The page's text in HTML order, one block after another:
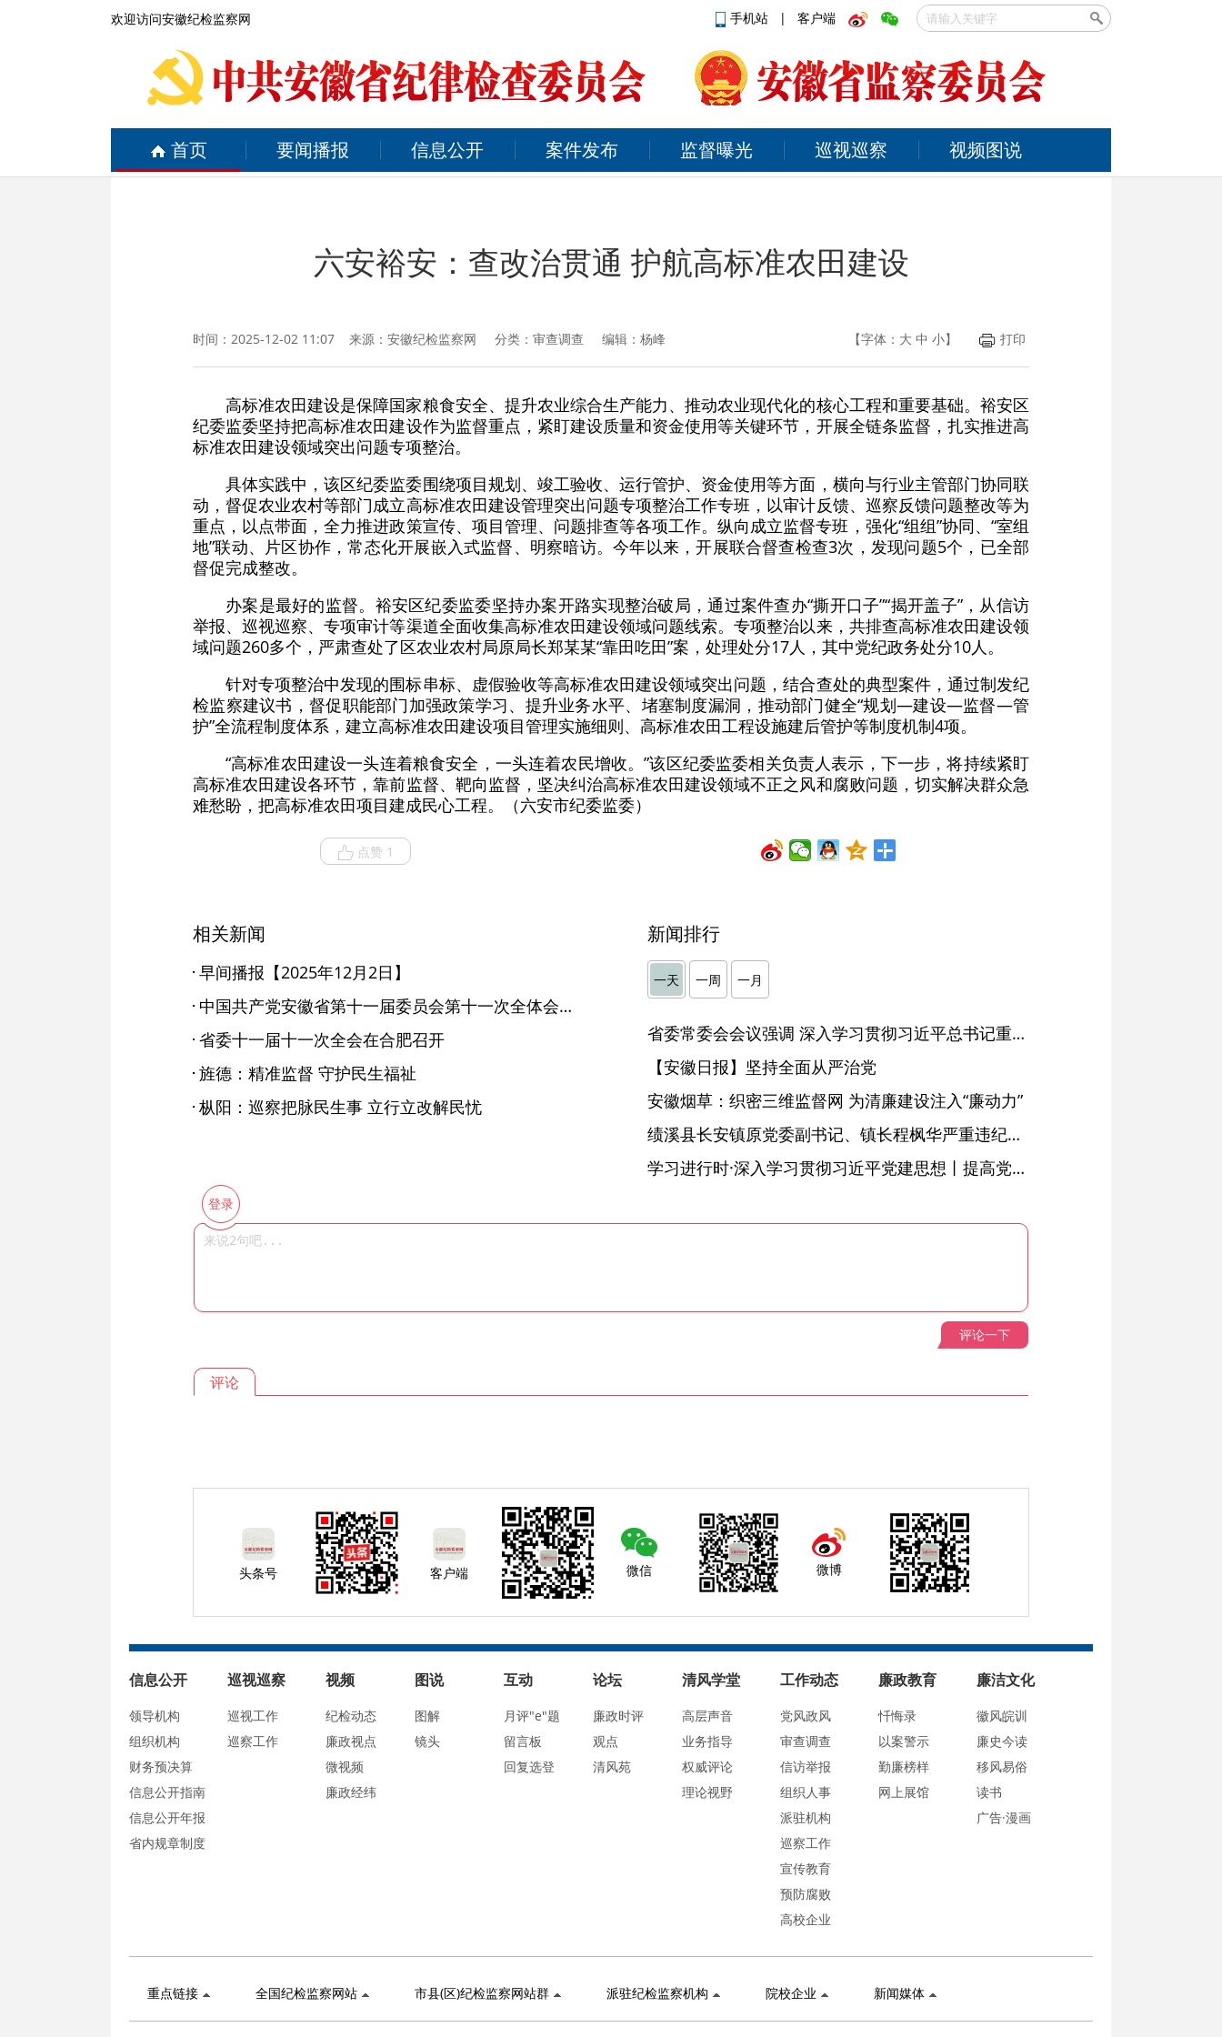
欢迎访问安徽纪检监察网 手机站 | 客户端
首页 要闻播报 信息公开 案件发布 监督曝光 巡视巡察 视频图说
六安裕安：查改治贯通 护航高标准农田建设
时间：2025-12-02 11:07 来源： 安徽纪检监察网 分类：审查调查 编辑：杨峰 【字体： 大 中 小】 打印
高标准农田建设是保障国家粮食安全、提升农业综合生产能力、推动农业现代化的核心工程和重要基础。裕安区
纪委监委坚持把高标准农田建设作为监督重点，紧盯建设质量和资金使用等关键环节，开展全链条监督，扎实推进高
标准农田建设领域突出问题专项整治。
具体实践中，该区纪委监委围绕项目规划、竣工验收、运行管护、资金使用等方面，横向与行业主管部门协同联
动，督促农业农村等部门成立高标准农田建设管理突出问题专项整治工作专班，以审计反馈、巡察反馈问题整改等为
重点，以点带面，全力推进政策宣传、项目管理、问题排查等各项工作。纵向成立监督专班，强化“组组”协同、“室组
地”联动、片区协作，常态化开展嵌入式监督、明察暗访。今年以来，开展联合督查检查3次，发现问题5个，已全部
督促完成整改。
办案是最好的监督。裕安区纪委监委坚持办案开路实现整治破局，通过案件查办“撕开口子”“揭开盖子”，从信访
举报、巡视巡察、专项审计等渠道全面收集高标准农田建设领域问题线索。专项整治以来，共排查高标准农田建设领
域问题260多个，严肃查处了区农业农村局原局长郑某某“靠田吃田”案，处理处分17人，其中党纪政务处分10人。
针对专项整治中发现的围标串标、虚假验收等高标准农田建设领域突出问题，结合查处的典型案件，通过制发纪
检监察建议书，督促职能部门加强政策学习、提升业务水平、堵塞制度漏洞，推动部门健全“规划—建设—监督—管
护”全流程制度体系，建立高标准农田建设项目管理实施细则、高标准农田工程设施建后管护等制度机制4项。
“高标准农田建设一头连着粮食安全，一头连着农民增收。”该区纪委监委相关负责人表示，下一步，将持续紧盯
高标准农田建设各环节，靠前监督、靶向监督，坚决纠治高标准农田建设领域不正之风和腐败问题，切实解决群众急
难愁盼，把高标准农田项目建成民心工程。（六安市纪委监委）
点赞 1
相关新闻
早间播报【2025年12月2日】
中国共产党安徽省第十一届委员会第十一次全体会议决议
省委十一届十一次全会在合肥召开
旌德：精准监督 守护民生福祉
枞阳：巡察把脉民生事 立行立改解民忧
新闻排行
一天 一周 一月
省委常委会会议强调 深入学习贯彻习近平总书记重要讲话精神 以高质量党建引领高质量发展 梁言顺主持并讲话
【安徽日报】坚持全面从严治党
安徽烟草：织密三维监督网 为清廉建设注入“廉动力”
绩溪县长安镇原党委副书记、镇长程枫华严重违纪违法被开除党籍和公职
学习进行时·深入学习贯彻习近平党建思想丨提高党的战斗力的法宝
登录
评论一下
评论
头条号 客户端 微信 微博
信息公开
领导机构
组织机构
财务预决算
信息公开指南
信息公开年报
省内规章制度
巡视巡察
巡视工作
巡察工作
视频
纪检动态
廉政视点
微视频
廉政经纬
图说
图解
镜头
互动
月评"e"题
留言板
回复选登
论坛
廉政时评
观点
清风苑
清风学堂
高层声音
业务指导
权威评论
理论视野
工作动态
党风政风
审查调查
信访举报
组织人事
派驻机构
巡察工作
宣传教育
预防腐败
高校企业
廉政教育
忏悔录
以案警示
勤廉榜样
网上展馆
廉洁文化
徽风皖训
廉史今读
移风易俗
读书
广告·漫画
重点链接 全国纪检监察网站 市县(区)纪检监察网站群 派驻纪检监察机构 院校企业 新闻媒体